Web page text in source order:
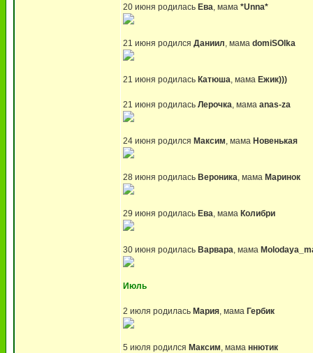
20 июня родилась Ева, мама *Unna*
21 июня родился Даниил, мама domiSOlka
21 июня родилась Катюша, мама Ежик)))
21 июня родилась Лерочка, мама anas-za
24 июня родился Максим, мама Новенькая
28 июня родилась Вероника, мама Маринок
29 июня родилась Ева, мама Колибри
30 июня родилась Варвара, мама
Июль
2 июля родилась Мария, мама Гербик
5 июля родился Максим, мама ннютик